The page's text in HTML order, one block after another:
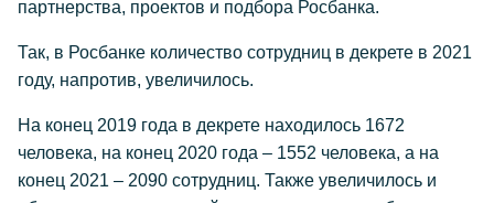
партнерства, проектов и подбора Росбанка.
Так, в Росбанке количество сотрудниц в декрете в 2021
году, напротив, увеличилось.
На конец 2019 года в декрете находилось 1672
человека, на конец 2020 года – 1552 человека, а на
конец 2021 – 2090 сотрудниц. Также увеличилось и